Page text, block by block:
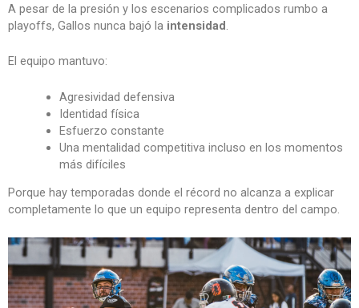
A pesar de la presión y los escenarios complicados rumbo a
playoffs, Gallos nunca bajó la intensidad.
El equipo mantuvo:
Agresividad defensiva
Identidad física
Esfuerzo constante
Una mentalidad competitiva incluso en los momentos
más difíciles
Porque hay temporadas donde el récord no alcanza a explicar
completamente lo que un equipo representa dentro del campo.